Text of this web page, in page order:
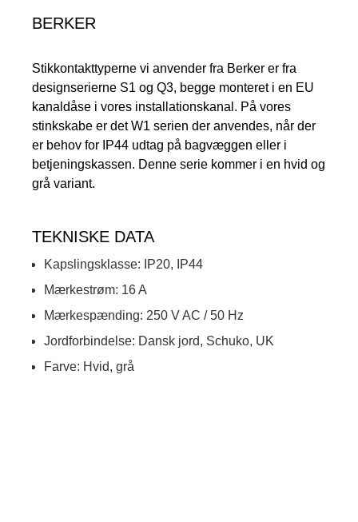
BERKER
Stikkontakttyperne vi anvender fra Berker er fra
designserierne S1 og Q3, begge monteret i en EU
kanaldåse i vores installationskanal. På vores
stinkskabe er det W1 serien der anvendes, når der
er behov for IP44 udtag på bagvæggen eller i
betjeningskassen. Denne serie kommer i en hvid og
grå variant.
TEKNISKE DATA
Kapslingsklasse: IP20, IP44
Mærkestrøm: 16 A
Mærkespænding: 250 V AC / 50 Hz
Jordforbindelse: Dansk jord, Schuko, UK
Farve: Hvid, grå